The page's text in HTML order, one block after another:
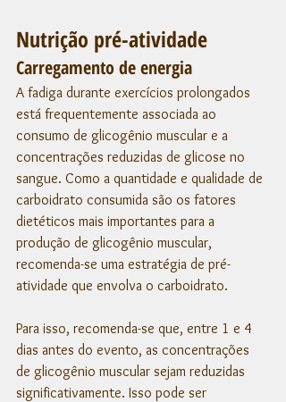
Nutrição pré-atividade
Carregamento de energia
A fadiga durante exercícios prolongados
está frequentemente associada ao
consumo de glicogênio muscular e a
concentrações reduzidas de glicose no
sangue. Como a quantidade e qualidade de
carboidrato consumida são os fatores
dietéticos mais importantes para a
produção de glicogênio muscular,
recomenda-se uma estratégia de pré-
atividade que envolva o carboidrato.
Para isso, recomenda-se que, entre 1 e 4
dias antes do evento, as concentrações
de glicogênio muscular sejam reduzidas
significativamente. Isso pode ser